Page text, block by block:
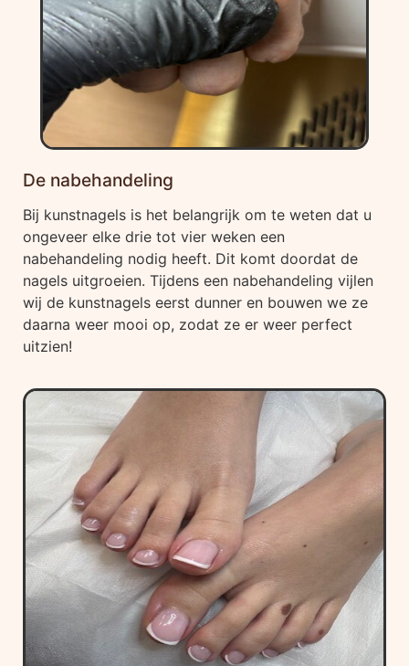
De nabehandeling
Bij kunstnagels is het belangrijk om te weten dat u
ongeveer elke drie tot vier weken een
nabehandeling nodig heeft. Dit komt doordat de
nagels uitgroeien. Tijdens een nabehandeling vijlen
wij de kunstnagels eerst dunner en bouwen we ze
daarna weer mooi op, zodat ze er weer perfect
uitzien!